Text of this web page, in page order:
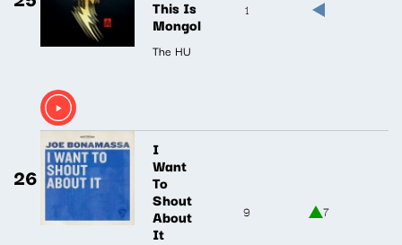
This Is
Mongol
The HU
1
26
I
Want
To
Shout
About
It
9 7